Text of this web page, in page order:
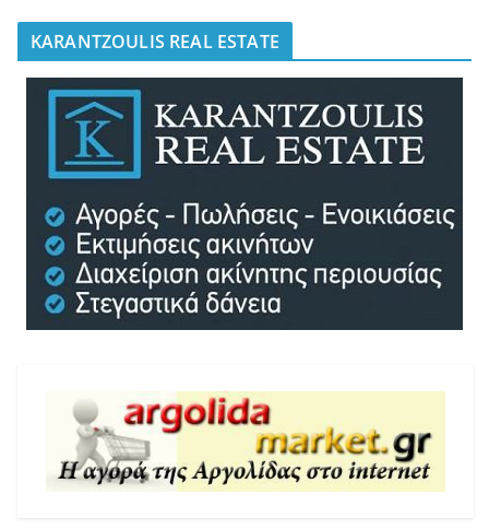
KARANTZOULIS REAL ESTATE